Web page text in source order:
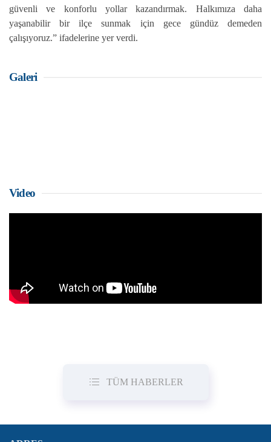
güvenli ve konforlu yollar kazandırmak. Halkımıza daha
yaşanabilir bir ilçe sunmak için gece gündüz demeden
çalışıyoruz.” ifadelerine yer verdi.
Galeri
Video
TÜM HABERLER